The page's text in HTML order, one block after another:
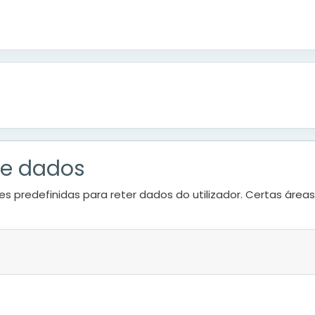
dados
predefinidas para reter dados do utilizador. Certas